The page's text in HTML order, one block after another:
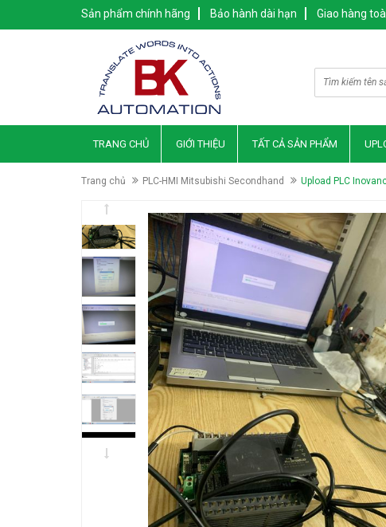
Sản phẩm chính hãng Bảo hành dài hạn Giao hàng
TRANG CHỦ GIỚI THIỆU TẤT CẢ SẢN PHẨM
Trang chủ PLC-HMI Mitsubishi Secondhand Upload PLC